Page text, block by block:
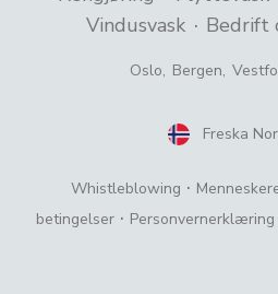
Vindusvask · Bedrift
Oslo, Bergen,
Freska
Whistleblowing ·
betingelser · Personvernerklæring